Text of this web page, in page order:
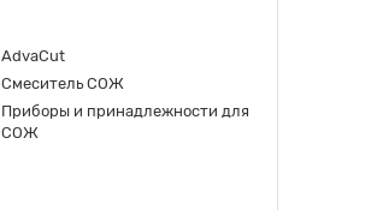
AdvaСut
Смеситель СОЖ
Приборы и принадлежности для
СОЖ